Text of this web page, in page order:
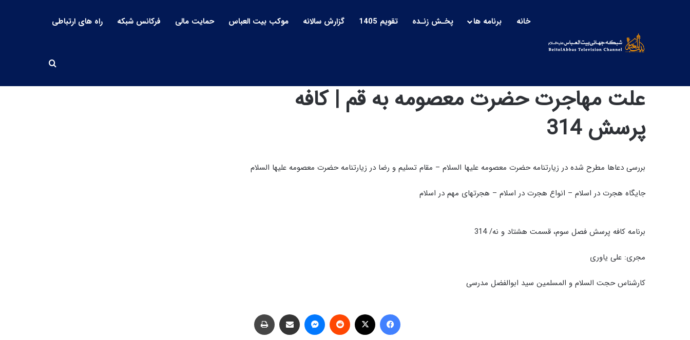
خانه برنامه ها پخـش زنـده تقویم 1405 گزارش سالانه موکب بیت العباس حمایت مالی فرکانس شبکه راه های ارتباطی
جستجو
علت مهاجرت حضرت معصومه به قم | کافه
پرسش 314
بررسی دعاها مطرح شده در زیارتنامه حضرت معصومه علیها السلام – مقام تسلیم و رضا در زیارتنامه حضرت معصومه علیها السلام
جایگاه هجرت در اسلام – انواع هجرت در اسلام – هجرتهای مهم در اسلام
برنامه کافه پرسش فصل سوم، قسمت هشتاد و نه/ 314
مجری: علی یاوری
کارشناس حجت السلام و المسلمین سید ابوالفضل مدرسی
فیس بوک ‫رددیت پیام رسان اشتراک گذاری از طریق ایمیل